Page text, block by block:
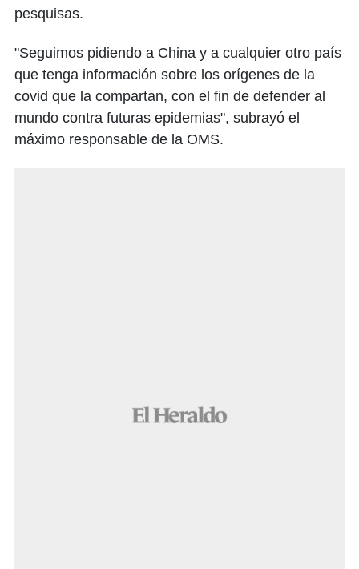
pesquisas.
"Seguimos pidiendo a China y a cualquier otro país
que tenga información sobre los orígenes de la
covid que la compartan, con el fin de defender al
mundo contra futuras epidemias", subrayó el
máximo responsable de la OMS.